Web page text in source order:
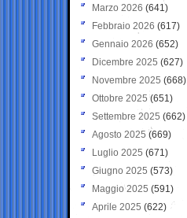
Marzo 2026 (641)
Febbraio 2026 (617)
Gennaio 2026 (652)
Dicembre 2025 (627)
Novembre 2025 (668)
Ottobre 2025 (651)
Settembre 2025 (662)
Agosto 2025 (669)
Luglio 2025 (671)
Giugno 2025 (573)
Maggio 2025 (591)
Aprile 2025 (622)